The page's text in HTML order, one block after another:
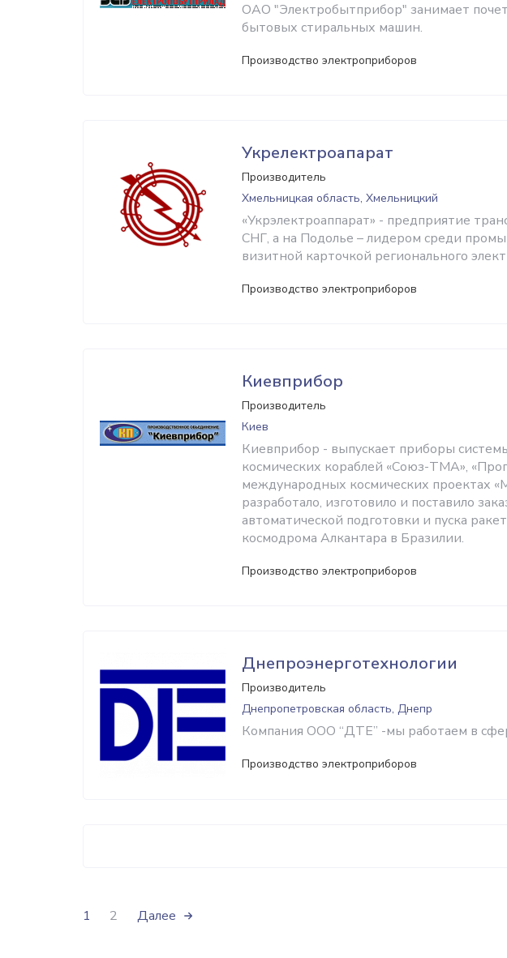
ОАО "Электробытприбор" занимает
бытовых стиральных машин.
Производство электроприборов
Укрелектроапарат
Производитель
Хмельницкая область, Хмельницкий
«Укрэлектроаппарат» - предприятие
СНГ, а на Подолье – лидером среди
визитной карточкой регионального
Производство электроприборов
Киевприбор
Производитель
Киев
Киевприбор - выпускает приборы
космических кораблей «Союз-ТМА»,
международных космических проектах
разработало, изготовило и поставило
автоматической подготовки и пуска
космодрома Алкантара в Бразилии.
Производство электроприборов
Днепроэнерготехнологии
Производитель
Днепропетровская область, Днепр
Компания ООО “ДТЕ” -мы работаем в
Производство электроприборов
1 2 Далее